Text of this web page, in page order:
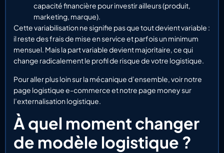
capacité financière pour investir ailleurs (produit,
marketing, marque).
Cette variabilisation ne signifie pas que tout devient variable :
il reste des frais de mise en service et parfois un minimum
mensuel. Mais la part variable devient majoritaire, ce qui
change radicalement le profil de risque de votre logistique.
Pour aller plus loin sur la mécanique d’ensemble, voir notre
page logistique e-commerce et notre page money sur
l’externalisation logistique.
À quel moment changer
de modèle logistique ?